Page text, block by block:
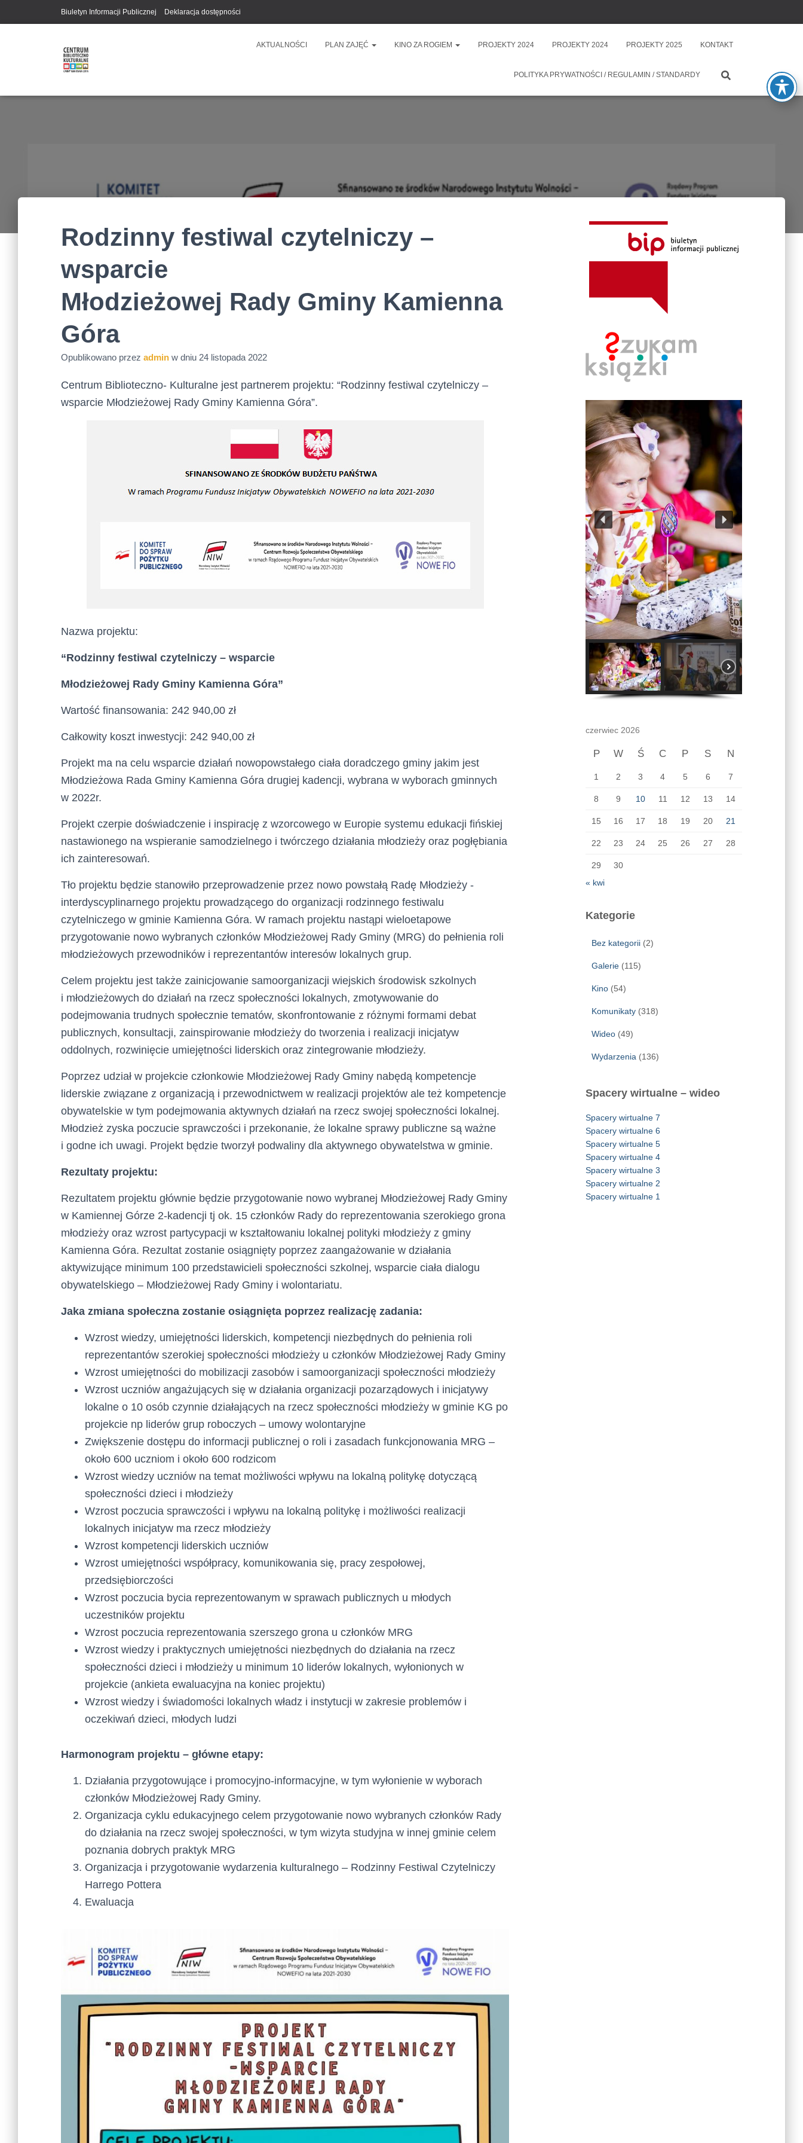
Biuletyn Informacji Publicznej Deklaracja dostępności
AKTUALNOŚCI PLAN ZAJĘĆ KINO ZA ROGIEM PROJEKTY 2024 PROJEKTY 2024 PROJEKTY 2025 KONTAKT
POLITYKA PRYWATNOŚCI / REGULAMIN / STANDARDY
Rodzinny festiwal czytelniczy –
wsparcie
Młodzieżowej Rady Gminy Kamienna
Góra
Opublikowano przez admin w dniu 24 listopada 2022
Centrum Biblioteczno- Kulturalne jest partnerem projektu: “Rodzinny festiwal czytelniczy –
wsparcie Młodzieżowej Rady Gminy Kamienna Góra”.
Nazwa projektu:
“Rodzinny festiwal czytelniczy – wsparcie
Młodzieżowej Rady Gminy Kamienna Góra”
Wartość finansowania: 242 940,00 zł
Całkowity koszt inwestycji: 242 940,00 zł
Projekt ma na celu wsparcie działań nowopowstałego ciała doradczego gminy jakim jest
Młodzieżowa Rada Gminy Kamienna Góra drugiej kadencji, wybrana w wyborach gminnych
w 2022r.
Projekt czerpie doświadczenie i inspirację z wzorcowego w Europie systemu edukacji fińskiej
nastawionego na wspieranie samodzielnego i twórczego działania młodzieży oraz pogłębiania
ich zainteresowań.
Tło projektu będzie stanowiło przeprowadzenie przez nowo powstałą Radę Młodzieży -
interdyscyplinarnego projektu prowadzącego do organizacji rodzinnego festiwalu
czytelniczego w gminie Kamienna Góra. W ramach projektu nastąpi wieloetapowe
przygotowanie nowo wybranych członków Młodzieżowej Rady Gminy (MRG) do pełnienia roli
młodzieżowych przewodników i reprezentantów interesów lokalnych grup.
Celem projektu jest także zainicjowanie samoorganizacji wiejskich środowisk szkolnych
i młodzieżowych do działań na rzecz społeczności lokalnych, zmotywowanie do
podejmowania trudnych społecznie tematów, skonfrontowanie z różnymi formami debat
publicznych, konsultacji, zainspirowanie młodzieży do tworzenia i realizacji inicjatyw
oddolnych, rozwinięcie umiejętności liderskich oraz zintegrowanie młodzieży.
Poprzez udział w projekcie członkowie Młodzieżowej Rady Gminy nabędą kompetencje
liderskie związane z organizacją i przewodnictwem w realizacji projektów ale też kompetencje
obywatelskie w tym podejmowania aktywnych działań na rzecz swojej społeczności lokalnej.
Młodzież zyska poczucie sprawczości i przekonanie, że lokalne sprawy publiczne są ważne
i godne ich uwagi. Projekt będzie tworzył podwaliny dla aktywnego obywatelstwa w gminie.
Rezultaty projektu:
Rezultatem projektu głównie będzie przygotowanie nowo wybranej Młodzieżowej Rady Gminy
w Kamiennej Górze 2-kadencji tj ok. 15 członków Rady do reprezentowania szerokiego grona
młodzieży oraz wzrost partycypacji w kształtowaniu lokalnej polityki młodzieży z gminy
Kamienna Góra. Rezultat zostanie osiągnięty poprzez zaangażowanie w działania
aktywizujące minimum 100 przedstawicieli społeczności szkolnej, wsparcie ciała dialogu
obywatelskiego – Młodzieżowej Rady Gminy i wolontariatu.
Jaka zmiana społeczna zostanie osiągnięta poprzez realizację zadania:
Wzrost wiedzy, umiejętności liderskich, kompetencji niezbędnych do pełnienia roli
reprezentantów szerokiej społeczności młodzieży u członków Młodzieżowej Rady Gminy
Wzrost umiejętności do mobilizacji zasobów i samoorganizacji społeczności młodzieży
Wzrost uczniów angażujących się w działania organizacji pozarządowych i inicjatywy
lokalne o 10 osób czynnie działających na rzecz społeczności młodzieży w gminie KG po
projekcie np liderów grup roboczych – umowy wolontaryjne
Zwiększenie dostępu do informacji publicznej o roli i zasadach funkcjonowania MRG –
około 600 uczniom i około 600 rodzicom
Wzrost wiedzy uczniów na temat możliwości wpływu na lokalną politykę dotyczącą
społeczności dzieci i młodzieży
Wzrost poczucia sprawczości i wpływu na lokalną politykę i możliwości realizacji
lokalnych inicjatyw ma rzecz młodzieży
Wzrost kompetencji liderskich uczniów
Wzrost umiejętności współpracy, komunikowania się, pracy zespołowej,
przedsiębiorczości
Wzrost poczucia bycia reprezentowanym w sprawach publicznych u młodych
uczestników projektu
Wzrost poczucia reprezentowania szerszego grona u członków MRG
Wzrost wiedzy i praktycznych umiejętności niezbędnych do działania na rzecz
społeczności dzieci i młodzieży u minimum 10 liderów lokalnych, wyłonionych w
projekcie (ankieta ewaluacyjna na koniec projektu)
Wzrost wiedzy i świadomości lokalnych władz i instytucji w zakresie problemów i
oczekiwań dzieci, młodych ludzi
Harmonogram projektu – główne etapy:
Działania przygotowujące i promocyjno-informacyjne, w tym wyłonienie w wyborach
członków Młodzieżowej Rady Gminy.
Organizacja cyklu edukacyjnego celem przygotowanie nowo wybranych członków Rady
do działania na rzecz swojej społeczności, w tym wizyta studyjna w innej gminie celem
poznania dobrych praktyk MRG
Organizacja i przygotowanie wydarzenia kulturalnego – Rodzinny Festiwal Czytelniczy
Harrego Pottera
Ewaluacja
czerwiec 2026
P W Ś C P S N
1 2 3 4 5 6 7
8 9 10 11 12 13 14
15 16 17 18 19 20 21
22 23 24 25 26 27 28
29
30
« kwi
Kategorie
Bez kategorii(2)
Galerie(115)
Kino(54)
Komunikaty(318)
Wideo(49)
Wydarzenia(136)
Spacery wirtualne – wideo
Spacery wirtualne 7
Spacery wirtualne 6
Spacery wirtualne 5
Spacery wirtualne 4
Spacery wirtualne 3
Spacery wirtualne 2
Spacery wirtualne 1